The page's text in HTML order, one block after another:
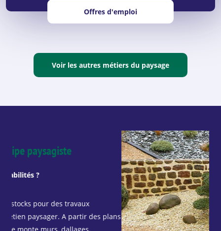
Offres d'emploi
Voir les autres métiers du paysage